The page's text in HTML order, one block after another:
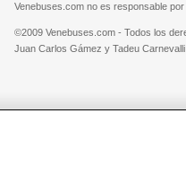
Venebuses.com no es responsable
©2009 Venebuses.com - Todos los
Juan Carlos Gámez y Tadeu Carnevalli